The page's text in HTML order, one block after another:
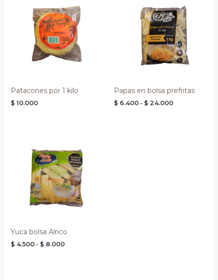
Patacones por 1 kilo
$ 10.000
Papas en bolsa prefritas
$ 6.400 - $ 24.000
precios:
desde
$ 6.400
hasta
$ 24.000
Yuca bolsa Alrico
$ 4.500 - $ 8.000
desde
$ 4.500
hasta
$ 8.000